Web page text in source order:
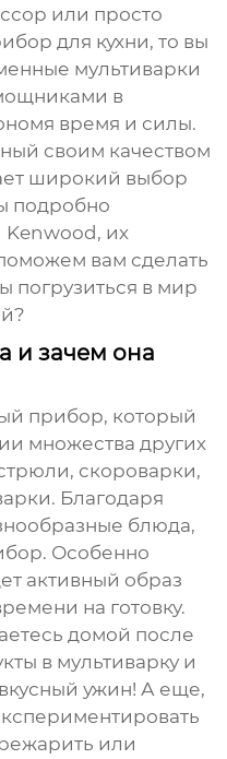
или просто
для кухни, то вы
мультиварки
в
время и силы.
своим качеством
широкий выбор
подробно
Kenwood, их
вам сделать
погрузиться в мир
и зачем она
прибор, который
множества других
скороварки,
Благодаря
блюда,
Особенно
активный образ
на готовку.
домой после
в мультиварку и
ужин! А еще,
или